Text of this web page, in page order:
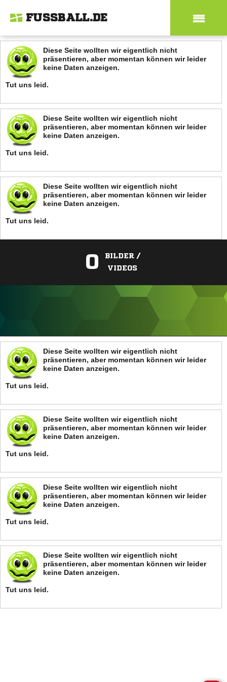
FUSSBALL.DE
Diese Seite wollten wir eigentlich nicht
präsentieren, aber momentan können wir leider
keine Daten anzeigen.
Tut uns leid.
Diese Seite wollten wir eigentlich nicht
präsentieren, aber momentan können wir leider
keine Daten anzeigen.
Tut uns leid.
Diese Seite wollten wir eigentlich nicht
präsentieren, aber momentan können wir leider
keine Daten anzeigen.
Tut uns leid.
0
BILDER /
VIDEOS
ANZEIGE
Diese Seite wollten wir eigentlich nicht
präsentieren, aber momentan können wir leider
keine Daten anzeigen.
Tut uns leid.
Diese Seite wollten wir eigentlich nicht
präsentieren, aber momentan können wir leider
keine Daten anzeigen.
Tut uns leid.
Diese Seite wollten wir eigentlich nicht
präsentieren, aber momentan können wir leider
keine Daten anzeigen.
Tut uns leid.
Diese Seite wollten wir eigentlich nicht
präsentieren, aber momentan können wir leider
keine Daten anzeigen.
Tut uns leid.